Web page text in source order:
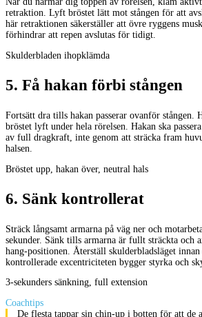
retraktion. Lyft bröstet lätt mot stången för att
här retraktionen säkerställer att övre ryggens
förhindrar att repen avslutas för tidigt.
Skulderbladen ihopklämda
5. Få hakan förbi stången
Fortsätt dra tills hakan passerar ovanför stången.
bröstet lyft under hela rörelsen. Hakan ska
av full dragkraft, inte genom att sträcka fram
halsen.
Bröstet upp, hakan över, neutral hals
6. Sänk kontrollerat
Sträck långsamt armarna på väg ner och
sekunder. Sänk tills armarna är fullt sträckta och
hang-positionen. Återställ skulderbladsläget innan
kontrollerade excentriciteten bygger styrka och
3-sekunders sänkning, full extension
Coachtips
De flesta tappar sin chin-up i botten för att de